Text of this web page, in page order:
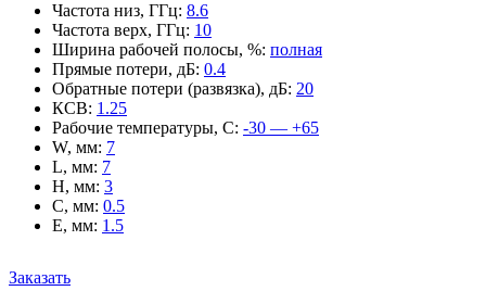
Частота низ, ГГц: 8.6
Частота верх, ГГц: 10
Ширина рабочей полосы, %: полная
Прямые потери, дБ: 0.4
Обратные потери (развязка), дБ: 20
КСВ: 1.25
Рабочие температуры, С: -30 — +65
W, мм: 7
L, мм: 7
H, мм: 3
C, мм: 0.5
E, мм: 1.5
Заказать